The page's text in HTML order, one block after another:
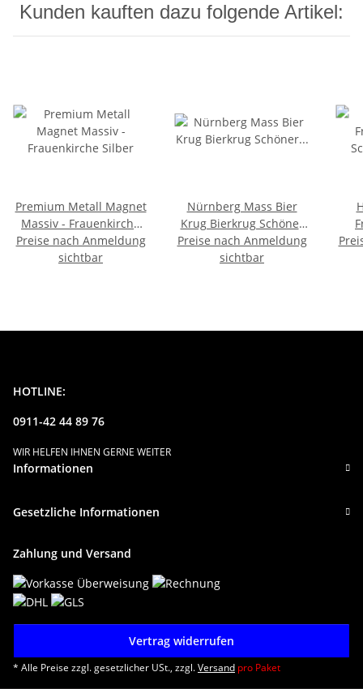
Kunden kauften dazu folgende Artikel:
Premium Metall Magnet
Massiv - Frauenkirche
Silber
Preise nach Anmeldung
sichtbar
Nürnberg Mass Bier
Krug Bierkrug Schöner
Brunnen Frauenkirche
Altstadt Handarbeit
Preise nach Anmeldung
sichtbar
HOTLINE:
0911-42 44 89 76
WIR HELFEN IHNEN GERNE WEITER
Informationen
Gesetzliche Informationen
Zahlung und Versand
Vertrag widerrufen
* Alle Preise zzgl. gesetzlicher USt., zzgl.Versand pro Paket